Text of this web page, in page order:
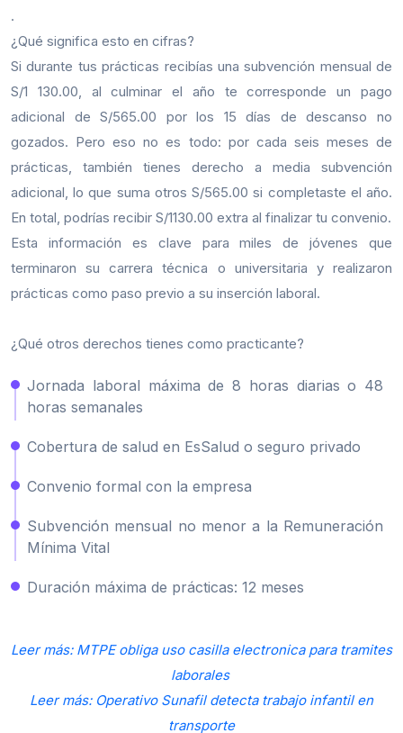
.
¿Qué significa esto en cifras?
Si durante tus prácticas recibías una subvención mensual de
S/1 130.00, al culminar el año te corresponde un pago
adicional de S/565.00 por los 15 días de descanso no
gozados. Pero eso no es todo: por cada seis meses de
prácticas, también tienes derecho a media subvención
adicional, lo que suma otros S/565.00 si completaste el año.
En total, podrías recibir S/1130.00 extra al finalizar tu convenio.
Esta información es clave para miles de jóvenes que
terminaron su carrera técnica o universitaria y realizaron
prácticas como paso previo a su inserción laboral.
¿Qué otros derechos tienes como practicante?
Jornada laboral máxima de 8 horas diarias o 48
horas semanales
Cobertura de salud en EsSalud o seguro privado
Convenio formal con la empresa
Subvención mensual no menor a la Remuneración
Mínima Vital
Duración máxima de prácticas: 12 meses
Leer más: MTPE obliga uso casilla electronica para tramites
laborales
Leer más: Operativo Sunafil detecta trabajo infantil en
transporte